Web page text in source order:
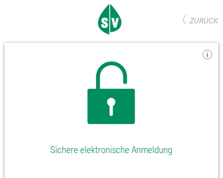
ZURÜCK
Sichere elektronische Anmeldung